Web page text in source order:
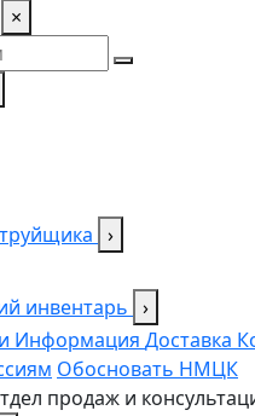
×
›
инвентарь ›
Информация Доставка
Обосновать НМЦК
продаж и